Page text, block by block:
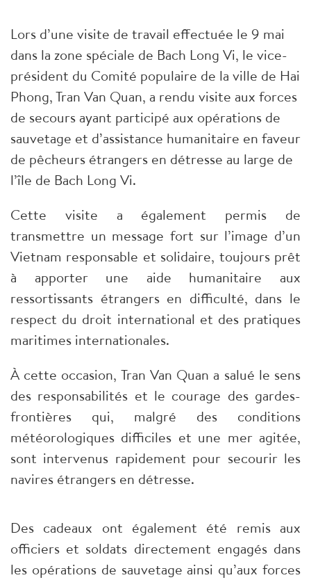
Lors d’une visite de travail effectuée le 9 mai
dans la zone spéciale de Bach Long Vi, le vice-
président du Comité populaire de la ville de Hai
Phong, Tran Van Quan, a rendu visite aux forces
de secours ayant participé aux opérations de
sauvetage et d’assistance humanitaire en faveur
de pêcheurs étrangers en détresse au large de
l’île de Bach Long Vi.
Cette visite a également permis de
transmettre un message fort sur l’image d’un
Vietnam responsable et solidaire, toujours prêt
à apporter une aide humanitaire aux
ressortissants étrangers en difficulté, dans le
respect du droit international et des pratiques
maritimes internationales.
À cette occasion, Tran Van Quan a salué le sens
des responsabilités et le courage des gardes-
frontières qui, malgré des conditions
météorologiques difficiles et une mer agitée,
sont intervenus rapidement pour secourir les
navires étrangers en détresse.
Des cadeaux ont également été remis aux
officiers et soldats directement engagés dans
les opérations de sauvetage ainsi qu’aux forces